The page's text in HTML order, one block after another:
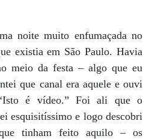
noite muito enfumaçada no
existia em São Paulo. Havia
meio da festa – algo que eu
que canal era aquele e ouvi
é vídeo.” Foi ali que o
esquisitíssimo e logo descobri
tinham feito aquilo – os